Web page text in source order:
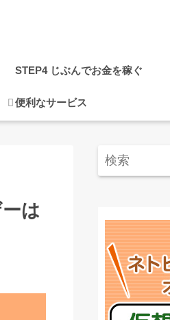
STEP4 じぶんでお金を稼ぐ
便利なサービス
は